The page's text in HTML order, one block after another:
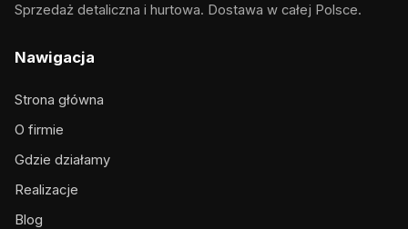
Sprzedaż detaliczna i hurtowa. Dostawa w całej Polsce.
Nawigacja
Strona główna
O firmie
Gdzie działamy
Realizacje
Blog